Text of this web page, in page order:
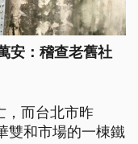
安：稽查老舊社
，而台北市昨
雙和市場的一棟鐵